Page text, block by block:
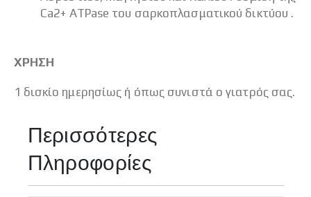
Ca2+ ATPase του σαρκοπλασματικού δικτύου .
ΧΡΗΣΗ
1 δισκίο ημερησίως ή όπως συνιστά ο γιατρός σας.
Περισσότερες
Πληροφορίες